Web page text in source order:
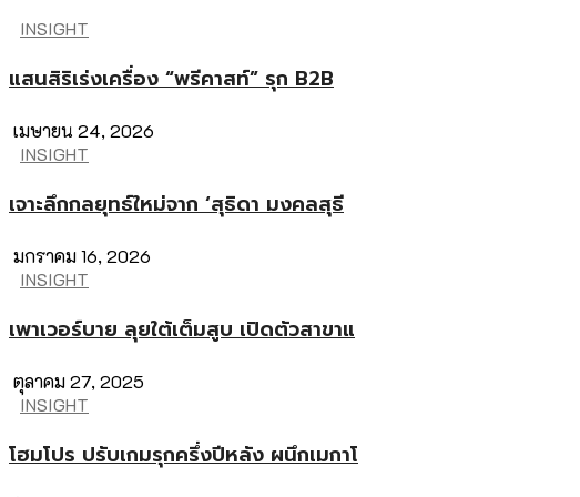
INSIGHT
แสนสิริเร่งเครื่อง “พรีคาสท์” รุก B2B
เมษายน 24, 2026
INSIGHT
เจาะลึกกลยุทธ์ใหม่จาก ‘สุธิดา มงคลสุธี
มกราคม 16, 2026
INSIGHT
เพาเวอร์บาย ลุยใต้เต็มสูบ เปิดตัวสาขาแ
ตุลาคม 27, 2025
INSIGHT
โฮมโปร ปรับเกมรุกครึ่งปีหลัง ผนึกเมกาโ